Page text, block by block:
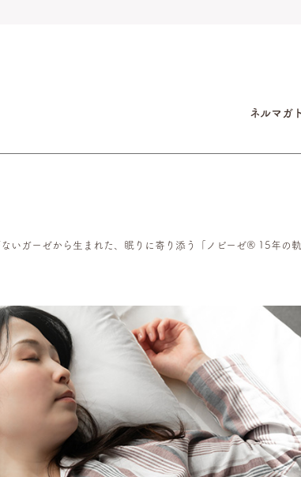
ネルマガ
いガーゼから生まれた、眠りに寄り添う「ノビーゼ®︎ 15年の